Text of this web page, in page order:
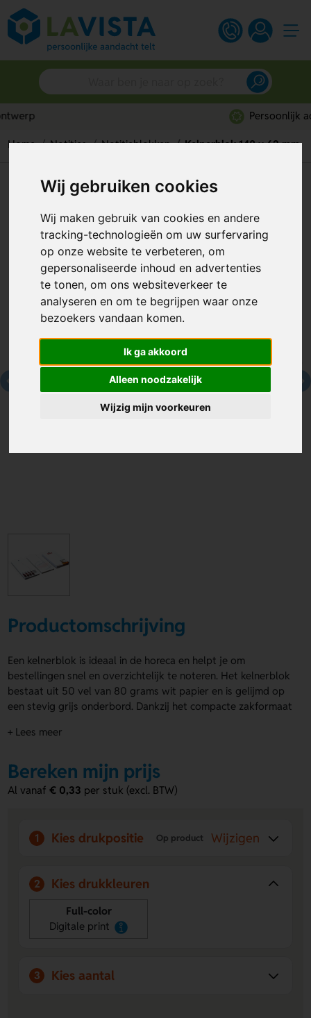
Wij gebruiken cookies
Wij maken gebruik van cookies en andere
tracking-technologieën om uw surfervaring
op onze website te verbeteren, om
gepersonaliseerde inhoud en advertenties
te tonen, om ons websiteverkeer te
analyseren en om te begrijpen waar onze
bezoekers vandaan komen.
Ik ga akkoord
Alleen noodzakelijk
Wijzig mijn voorkeuren
Home Notities Notitieblokken Kelnerblok 148 x 62 mm
Kelnerblok 148 x 62 mm
Artikelnummer: 97651
Productomschrijving
Een kelnerblok is ideaal in de horeca en helpt je om
bestellingen snel en overzichtelijk te noteren. Het kelnerblok
bestaat uit 50 vel van 80 grams wit papier en is gelijmd op
een stevig grijs onderbord. Dankzij het compacte zakformaat
Je kunt alle velletjes van het kelnerblok volledig laten
en zet het kelnerblok slim in voor jouw zaak.
Voordelen van de kelnerblok
mee tijdens iedere shift.
Full colour bedrukking – Bedruk alle velletjes met jouw
Professionele uitstraling
kelnerblokken laat je jouw horecazaak direct beter
overkomen.
+ Lees meer
Bereken mijn prijs
Al vanaf€ 0,33 per stuk (excl. BTW)
1 Kies drukpositie Op product Wijzigen
2 Kies drukkleuren
Full-color
Digitale print
3 Kies aantal